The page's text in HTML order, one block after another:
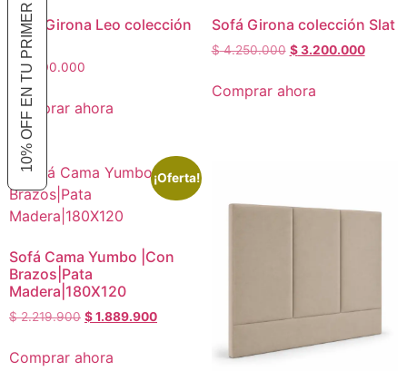
Sofa Girona Leo colección
Slat
3.400.000
Comprar ahora
Sofá Girona colección Slat
$4.250.000 $3.200.000
Comprar ahora
¡Oferta!
Sofá Cama Yumbo |Con
Brazos|Pata
Madera|180X120
$2.219.900 $1.889.900
Comprar ahora
10% OFF EN TU PRIMER COMPRA